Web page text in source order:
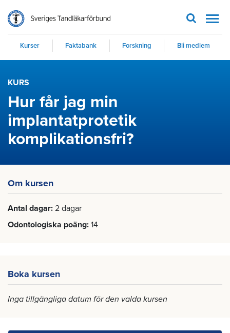
Kurser Faktabank Forskning Bli medlem
KURS
Hur får jag min
implantatprotetik
komplikationsfri?
Om kursen
Antal dagar 2 dagar
Odontologiska poäng 14
Boka kursen
Inga tillgängliga datum för den valda kursen